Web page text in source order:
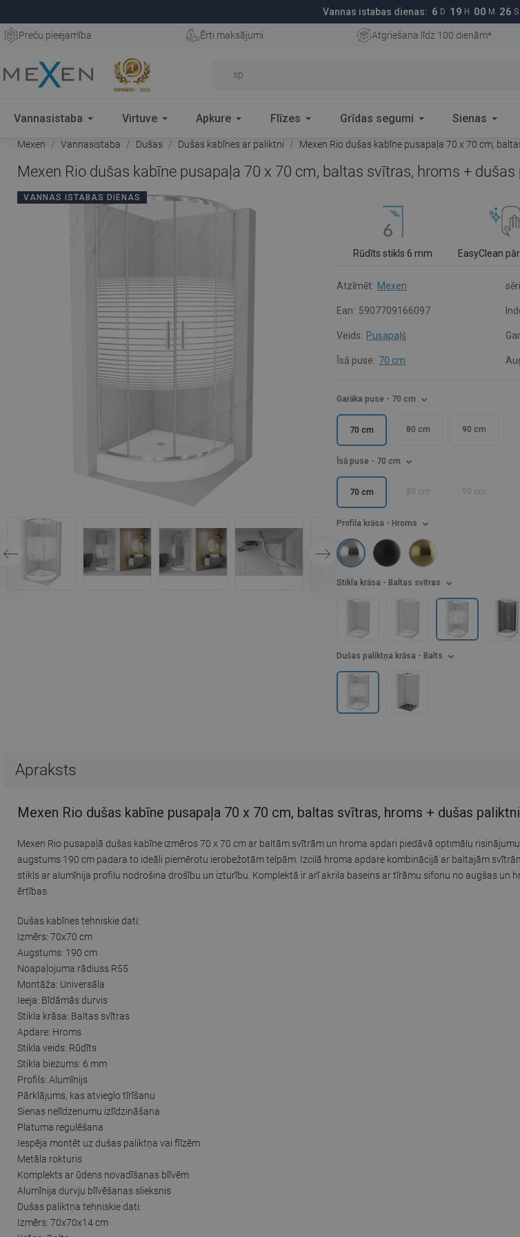
Vannas istabas dienas: 6 D 19 H 00 M 25 S
Preču pieejamība Ērti maksājumi Atgriešana līdz 100 dienām*
Vannasistaba Virtuve Apkure Flīzes Grīdas segumi Sienas
Mexen Vannasistaba Dušas Dušas kabīnes ar paliktni Mexen Rio dušas kabīne pusapaļa 70 x 70 cm,
Mexen Rio dušas kabīne pusapaļa 70 x 70 cm, baltas svītras, hroms +
VANNAS ISTABAS DIENAS
Rūdīts stikls 6 mm EasyClean
Atzīmēt: Mexen
Ean: 5907709166097
Veids: Pusapaļš
Īsā puse: 70 cm
Garāka puse - 70 cm
70 cm 80 cm 90 cm
Īsā puse - 70 cm
70 cm 80 cm 90 cm
Stikla krāsa - Baltas svītras
Profila krāsa - Hroms
Dušas paliktņa krāsa - Balts
Apraksts
Mexen Rio dušas kabīne pusapaļa 70 x 70 cm, baltas svītras, hroms + dušas
Mexen Rio pusapaļā dušas kabīne izmēros 70 x 70 cm ar baltām svītrām un hroma apdari piedāvā optimālu
augstums 190 cm padara to ideāli piemērotu ierobežotām telpām. Izcilā hroma apdare kombinācijā ar baltajām
stikls ar alumīnija profilu nodrošina drošību un izturību. Komplektā ir arī akrila baseins ar tīrāmu sifonu no augšas un
ērtības.
Dušas kabīnes tehniskie dati:
Izmērs: 70x70 cm
Augstums: 190 cm
Noapaļojuma rādiuss R55
Montāža: Universāla
Ieeja: Bīdāmās durvis
Stikla krāsa: Baltas svītras
Apdare: Hroms
Stikla veids: Rūdīts
Stikla biezums: 6 mm
Profils: Alumīnijs
Pārklājums, kas atvieglo tīrīšanu
Sienas nelīdzenumu izlīdzināšana
Platuma regulēšana
Iespēja montēt uz dušas paliktņa vai flīzēm
Metāla rokturis
Komplekts ar ūdens novadīšanas blīvēm
Alumīnija durvju blīvēšanas slieksnis
Dušas paliktņa tehniskie dati:
Izmērs: 70x70x14 cm